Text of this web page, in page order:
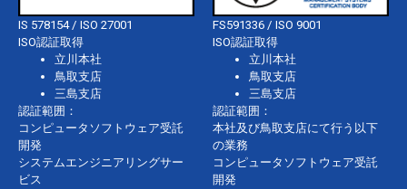
IS 578154 / ISO 27001
ISO認証取得
立川本社
鳥取支店
三島支店
認証範囲：
コンピュータソフトウェア受託
開発
システムエンジニアリングサー
ビス
FS591336 / ISO 9001
ISO認証取得
立川本社
鳥取支店
三島支店
認証範囲：
本社及び鳥取支店にて行う以下
の業務
コンピュータソフトウェア受託
開発